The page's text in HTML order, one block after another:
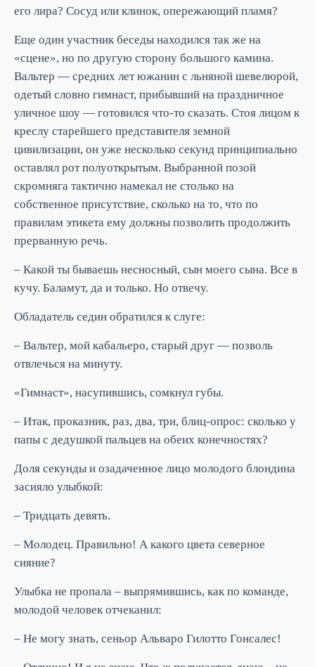
его лира? Сосуд или клинок, опережающий пламя?
Еще один участник беседы находился так же на
«сцене», но по другую сторону большого камина.
Вальтер — средних лет южанин с льняной шевелюрой,
одетый словно гимнаст, прибывший на праздничное
уличное шоу — готовился что-то сказать. Стоя лицом к
креслу старейшего представителя земной
цивилизации, он уже несколько секунд принципиально
оставлял рот полуоткрытым. Выбранной позой
скромняга тактично намекал не столько на
собственное присутствие, сколько на то, что по
правилам этикета ему должны позволить продолжить
прерванную речь.
– Какой ты бываешь несносный, сын моего сына. Все в
кучу. Баламут, да и только. Но отвечу.
Обладатель седин обратился к слуге:
– Вальтер, мой кабальеро, старый друг — позволь
отвлечься на минуту.
«Гимнаст», насупившись, сомкнул губы.
– Итак, проказник, раз, два, три, блиц-опрос: сколько у
папы с дедушкой пальцев на обеих конечностях?
Доля секунды и озадаченное лицо молодого блондина
засияло улыбкой:
– Тридцать девять.
– Молодец. Правильно! А какого цвета северное
сияние?
Улыбка не пропала – выпрямившись, как по команде,
молодой человек отчеканил:
– Не могу знать, сеньор Альваро Гилотто Гонсалес!